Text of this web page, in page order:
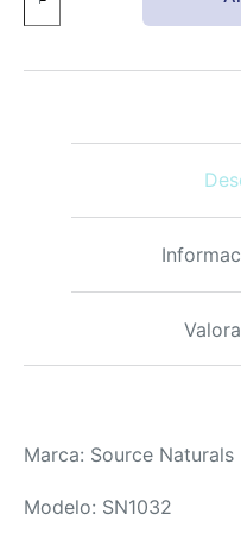
Wellness
1000
Marca: Source Naturals
Modelo: SN1032